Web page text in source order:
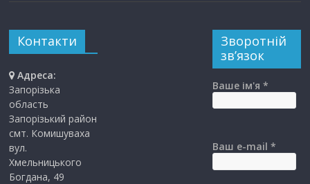
Контакти
Адреса:
Запорізька
область
Запорізький район
смт. Комишуваха
вул.
Хмельницького
Богдана, 49
Зворотній
зв’язок
Ваше ім'я *
Ваш e-mail *